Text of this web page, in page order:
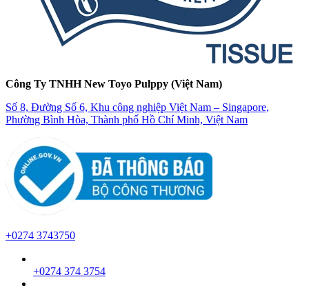
Công Ty TNHH New Toyo Pulppy (Việt Nam)
Số 8, Đường Số 6, Khu công nghiệp Việt Nam – Singapore,
Phường Bình Hòa, Thành phố Hồ Chí Minh, Việt Nam
+0274 3743750
+0274 374 3754